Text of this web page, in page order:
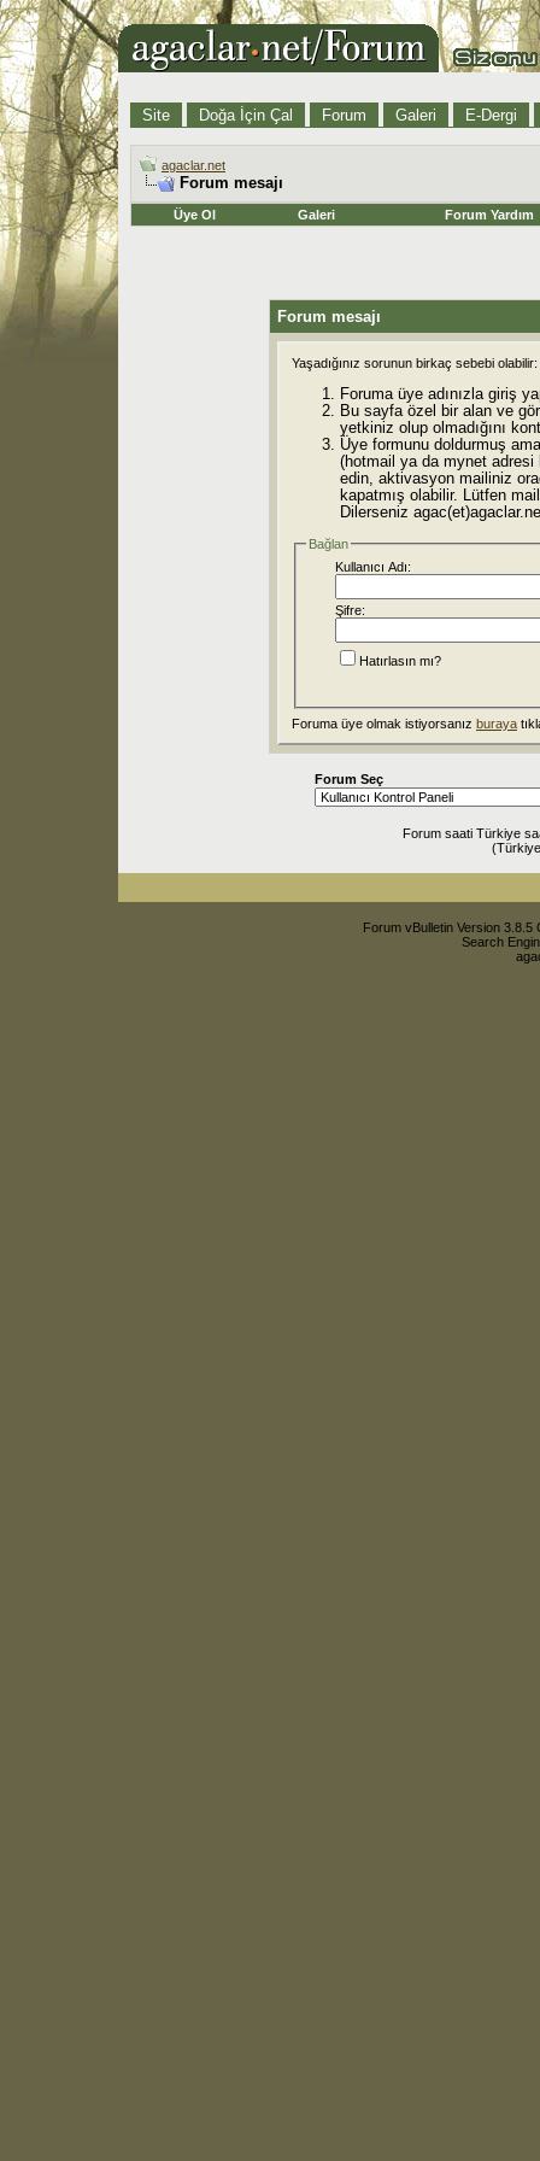
Site Doğa İçin Çal Forum Galeri E-Dergi
agaclar.net
Forum mesajı
Üye Ol Galeri Forum Yardım
Forum mesajı
Yaşadığınız sorunun birkaç sebebi olabilir:
Foruma üye adınızla giriş
Bu sayfa özel bir alan ve
yetkiniz olup olmadığını
Üye formunu doldurmuş
(hotmail ya da mynet adresi
edin, aktivasyon mailiniz
kapatmış olabilir. Lütfen
Dilerseniz
Bağlan
Kullanıcı Adı:
Şifre:
Hatırlasın mı?
Foruma üye olmak istiyorsanız buraya
Forum Seç
Forum saati Türkiye
Forum vBulletin Version
Search